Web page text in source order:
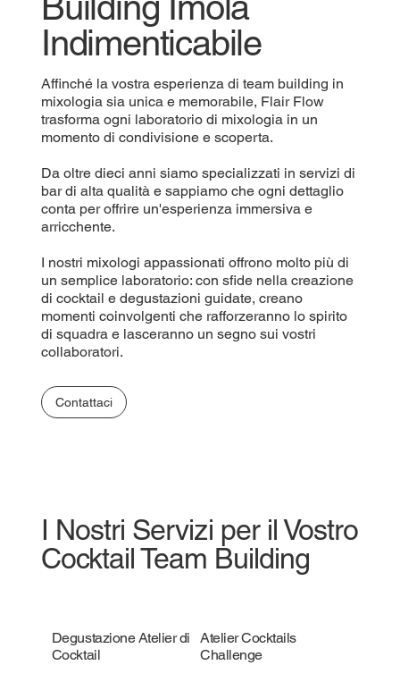
Indimenticabile
Affinché la vostra esperienza di team building in
mixologia sia unica e memorabile, Flair Flow
trasforma ogni laboratorio di mixologia in un
momento di condivisione e scoperta.
Da oltre dieci anni siamo specializzati in servizi di
bar di alta qualità e sappiamo che ogni dettaglio
conta per offrire un'esperienza immersiva e
arricchente.
I nostri mixologi appassionati offrono molto più di
un semplice laboratorio: con sfide nella creazione
di cocktail e degustazioni guidate, creano
momenti coinvolgenti che rafforzeranno lo spirito
di squadra e lasceranno un segno sui vostri
collaboratori.
Contattaci
I Nostri Servizi per il Vostro
Cocktail Team Building
Degustazione Atelier di
Cocktail
Atelier Cocktails
Challenge